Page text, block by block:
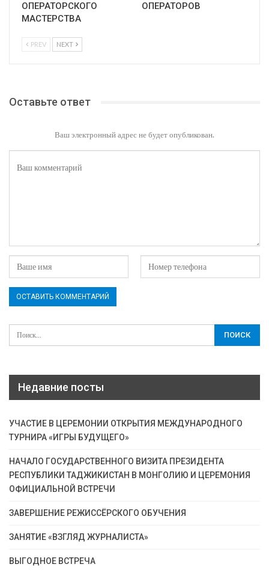
ОПЕРАТОРСКОГО
МАСТЕРСТВА
ОПЕРАТОРОВ
PREV NEXT
Оставьте ответ
Ваш электронный адрес не будет опубликован.
Недавние посты
УЧАСТИЕ В ЦЕРЕМОНИИ ОТКРЫТИЯ МЕЖДУНАРОДНОГО
ТУРНИРА «ИГРЫ БУДУЩЕГО»
НАЧАЛО ГОСУДАРСТВЕННОГО ВИЗИТА ПРЕЗИДЕНТА
РЕСПУБЛИКИ ТАДЖИКИСТАН В МОНГОЛИЮ И ЦЕРЕМОНИЯ
ОФИЦИАЛЬНОЙ ВСТРЕЧИ
ЗАВЕРШЕНИЕ РЕЖИССЁРСКОГО ОБУЧЕНИЯ
ЗАНЯТИЕ «ВЗГЛЯД ЖУРНАЛИСТА»
ВЫГОДНОЕ ВСТРЕЧА